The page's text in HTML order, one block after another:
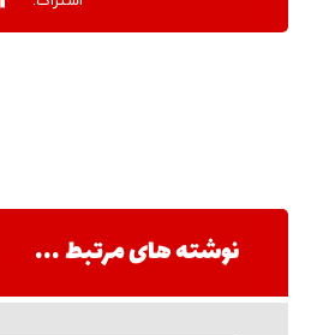
نوشته های مرتبط ...